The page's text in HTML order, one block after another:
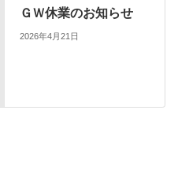
ＧＷ休業のお知らせ
2026年4月21日